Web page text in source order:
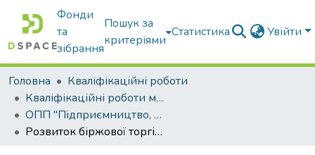
Фонди
та
зібрання
Пошук за
критеріями
Статистика Увійти
Головна
Кваліфікаційні роботи
Кваліфікаційні роботи магістрів
ОПП "Підприємництво, торгівля та біржова діяльність"
Розвиток біржової торгівлі деривативами на валютні курси та криптовалюти